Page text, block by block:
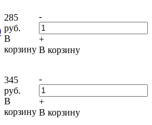
285
руб.
В
корзину
-
+
В корзину
345
руб.
В
корзину
-
+
В корзину